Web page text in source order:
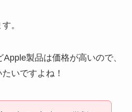
。
製品は価格が高いので、
いですよね！